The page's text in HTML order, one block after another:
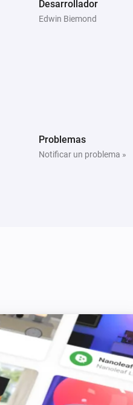
Desarrollador
Edwin Biemond
Problemas
Notificar un problema »